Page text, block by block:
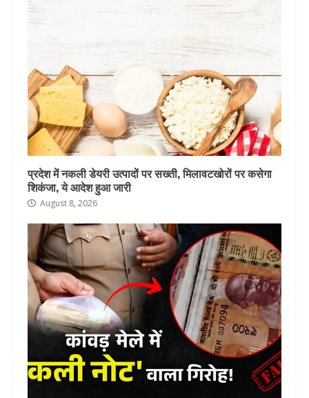
प्रदेश में नकली डेयरी उत्पादों पर सख्ती, मिलावटखोरों पर कसेगा
शिकंजा, ये आदेश हुआ जारी
August 8, 2026